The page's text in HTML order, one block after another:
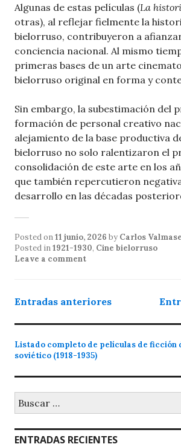
Algunas de estas películas (La
otras), al reflejar fielmente la
bielorruso, contribuyeron a
conciencia nacional. Al mismo
primeras bases de un arte
bielorruso original en forma y
Sin embargo, la subestimación del
formación de personal creativo
alejamiento de la base productiva
bielorruso no solo ralentizaron el
consolidación de este arte en los
que también repercutieron
desarrollo en las décadas
Posted on11 junio, 2026 by Carlos
Posted in1921-1930, Cine bielorruso
Leave a comment
Navegación
de
entradas
Entradas anteriores
Listado completo de películas de ficción
soviético (1918-1935)
ENTRADAS RECIENTES